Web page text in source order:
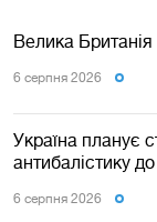
Велика Британія
6 серпня 2026
Україна планує
антибалістику
6 серпня 2026